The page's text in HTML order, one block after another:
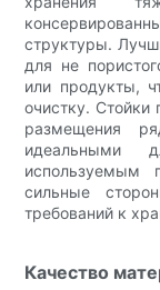
структуры.
для не
или продукты,
очистку. Стойки
размещения
идеальными
используемым
сильные
требований к
Качество